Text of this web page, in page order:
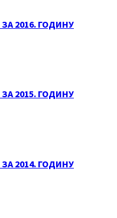
2016. ГОДИНУ
2015. ГОДИНУ
2014. ГОДИНУ